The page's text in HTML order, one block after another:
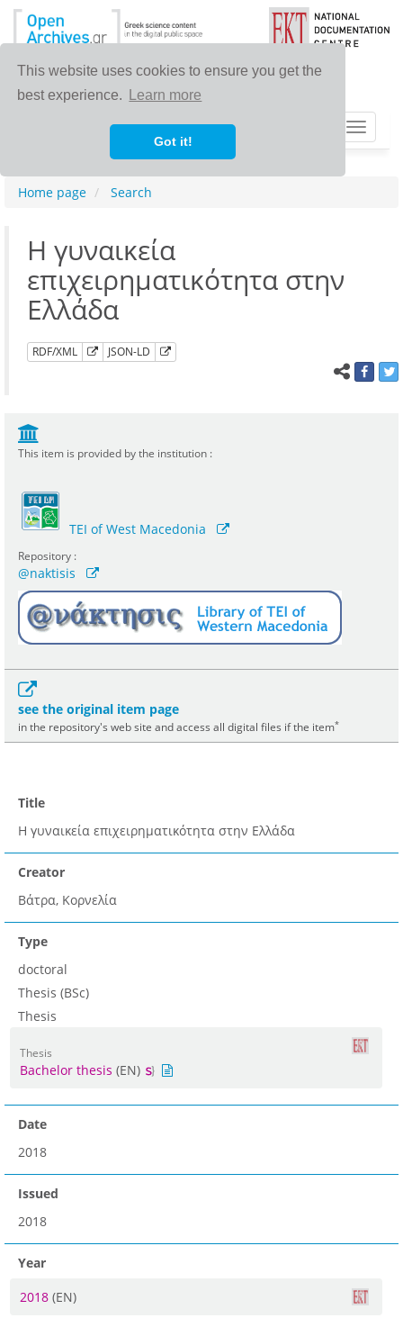
This website uses cookies to ensure you get the
best experience.
Learn more
Got it!
Toggle
Home page Search
Η γυναικεία
επιχειρηματικότητα στην
Ελλάδα
RDF/XML JSON-LD
This item is provided by the institution :
TEI of West Macedonia
Repository :
@naktisis
see the original item page
in the repository's web site and access all digital files if the item*
Title
Η γυναικεία επιχειρηματικότητα στην Ελλάδα
Creator
Βάτρα, Κορνελία
Type
doctoral
Thesis (BSc)
Thesis
Thesis
Bachelor thesis (EN)
Date
2018
Issued
2018
Year
2018 (EN)